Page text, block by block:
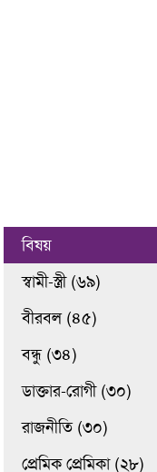
বিষয়
স্বামী-স্ত্রী (৬৯)
বীরবল (৪৫)
বন্ধু (৩৪)
ডাক্তার-রোগী (৩০)
রাজনীতি (৩০)
প্রেমিক প্রেমিকা (২৮)